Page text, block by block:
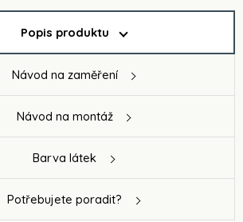
Popis produktu
Návod na zaměření
Návod na montáž
Barva látek
Potřebujete poradit?